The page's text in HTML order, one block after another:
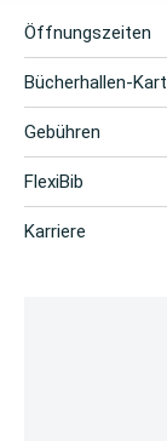
Öffnungszeiten
Bücherhallen-
Gebühren
FlexiBib
Karriere